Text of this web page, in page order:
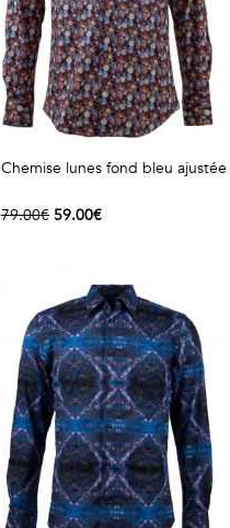
Chemise lunes fond bleu ajustée
79.00€ 59.00€